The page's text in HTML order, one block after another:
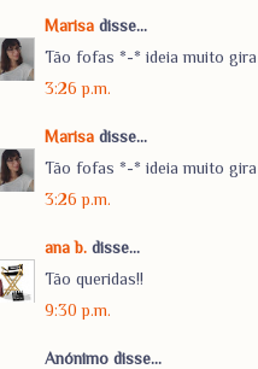
Marisa disse...
Tão fofas *-* ideia muito gira
3:26 p.m.
Marisa disse...
Tão fofas *-* ideia muito gira
3:26 p.m.
ana b. disse...
Tão queridas!!
9:30 p.m.
Anónimo disse...